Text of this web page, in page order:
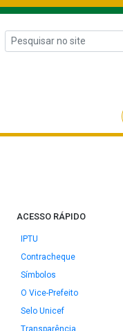
ACESSO RÁPIDO
IPTU
Contracheque
Símbolos
O Vice-Prefeito
Selo Unicef
Transparência